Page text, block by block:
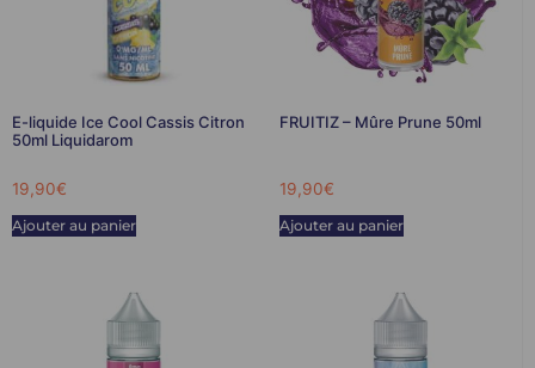
E-liquide Ice Cool Cassis Citron
50ml Liquidarom
19,90€
Ajouter au panier
FRUITIZ – Mûre Prune 50ml
19,90€
Ajouter au panier